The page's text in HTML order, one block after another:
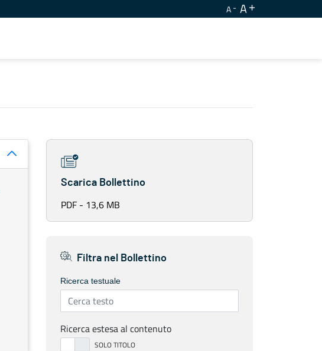
A A
Scarica Bollettino
PDF - 13,6 MB
Filtra nel Bollettino
Ricerca testuale
Ricerca estesa al contenuto